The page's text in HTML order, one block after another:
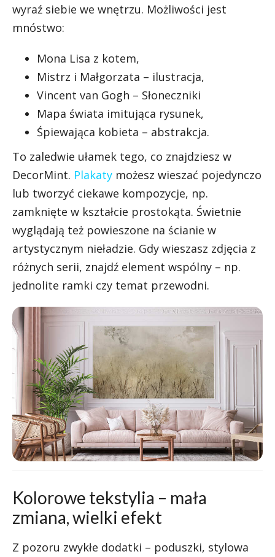
wyraź siebie we wnętrzu. Możliwości jest
mnóstwo:
Mona Lisa z kotem,
Mistrz i Małgorzata – ilustracja,
Vincent van Gogh – Słoneczniki
Mapa świata imitująca rysunek,
Śpiewająca kobieta – abstrakcja.
To zaledwie ułamek tego, co znajdziesz w
DecorMint. Plakaty możesz wieszać pojedynczo
lub tworzyć ciekawe kompozycje, np.
zamknięte w kształcie prostokąta. Świetnie
wyglądają też powieszone na ścianie w
artystycznym nieładzie. Gdy wieszasz zdjęcia z
różnych serii, znajdź element wspólny – np.
jednolite ramki czy temat przewodni.
Kolorowe tekstylia – mała
zmiana, wielki efekt
Z pozoru zwykłe dodatki – poduszki, stylowa